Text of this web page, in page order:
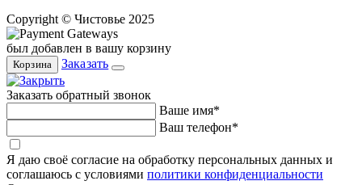
Copyright © Чистовье 2025
был добавлен в вашу корзину
Корзина Заказать
Заказать обратный звонок
Ваше имя*
Ваш телефон*
Я даю своё согласие на обработку персональных данных и
соглашаюсь с условиями политики конфиденциальности